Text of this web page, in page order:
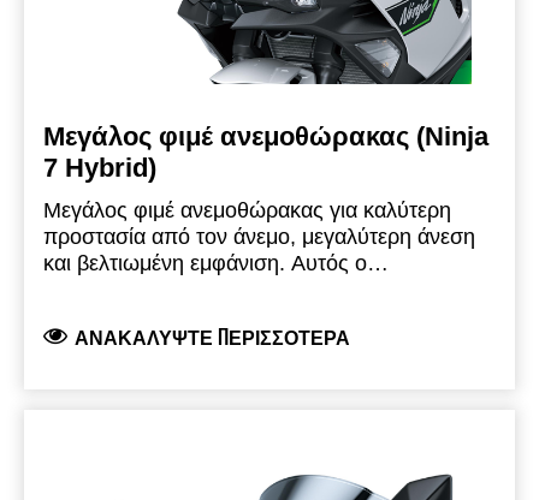
Μεγάλος φιμέ ανεμοθώρακας (Ninja
7 Hybrid)
Μεγάλος φιμέ ανεμοθώρακας για καλύτερη
προστασία από τον άνεμο, μεγαλύτερη άνεση
και βελτιωμένη εμφάνιση. Αυτός ο
ανεμοθώρακα. Προϊόν μάρκας Kawasaki, το
ΑΝΑΚΑΛΎΨΤΕ ΠΕΡΙΣΣΌΤΕΡΑ